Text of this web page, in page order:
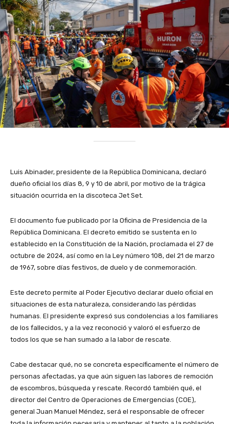
Luis Abinader, presidente de la República Dominicana, declaró
dueño oficial los días 8, 9 y 10 de abril, por motivo de la trágica
situación ocurrida en la discoteca Jet Set.
El documento fue publicado por la Oficina de Presidencia de la
República Dominicana. El decreto emitido se sustenta en lo
establecido en la Constitución de la Nación, proclamada el 27 de
octubre de 2024, así como en la Ley número 108, del 21 de marzo
de 1967, sobre días festivos, de duelo y de conmemoración.
Este decreto permite al Poder Ejecutivo declarar duelo oficial en
situaciones de esta naturaleza, considerando las pérdidas
humanas. El presidente expresó sus condolencias a los familiares
de los fallecidos, y a la vez reconoció y valoró el esfuerzo de
todos los que se han sumado a la labor de rescate.
Cabe destacar qué, no se concreta específicamente el número de
personas afectadas, ya que aún siguen las labores de remoción
de escombros, búsqueda y rescate. Recordó también qué, el
director del Centro de Operaciones de Emergencias (COE),
general Juan Manuel Méndez, será el responsable de ofrecer